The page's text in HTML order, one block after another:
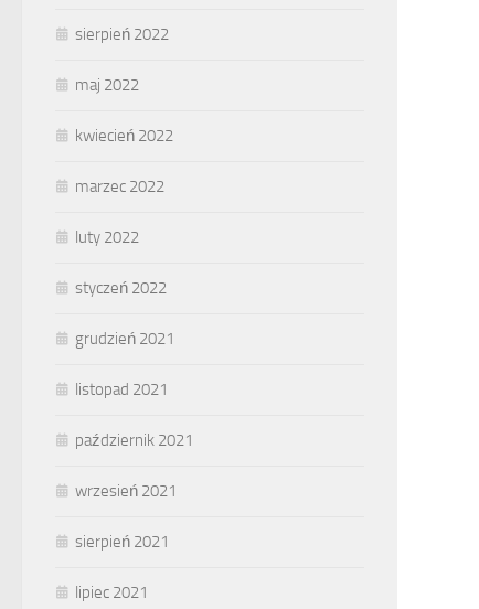
sierpień 2022
maj 2022
kwiecień 2022
marzec 2022
luty 2022
styczeń 2022
grudzień 2021
listopad 2021
październik 2021
wrzesień 2021
sierpień 2021
lipiec 2021